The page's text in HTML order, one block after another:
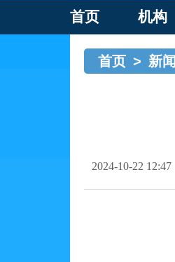
首页 机构
首页 > 新闻
2024-10-22 12:47